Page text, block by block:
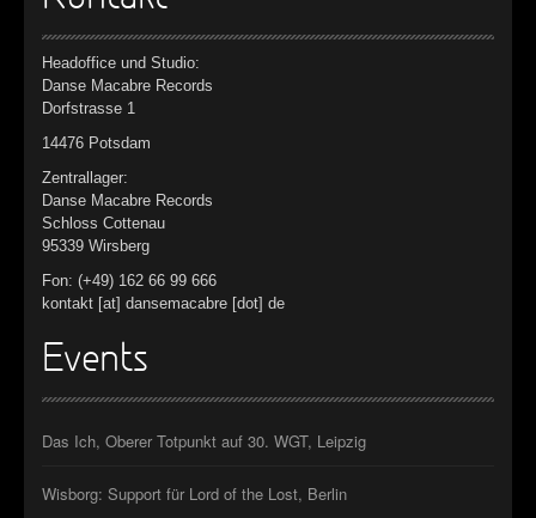
Headoffice und Studio:
Danse Macabre Records
Dorfstrasse 1
14476 Potsdam
Zentrallager:
Danse Macabre Records
Schloss Cottenau
95339 Wirsberg
Fon: (+49) 162 66 99 666
kontakt [at] dansemacabre [dot] de
Events
Das Ich, Oberer Totpunkt auf 30. WGT, Leipzig
Wisborg: Support für Lord of the Lost, Berlin